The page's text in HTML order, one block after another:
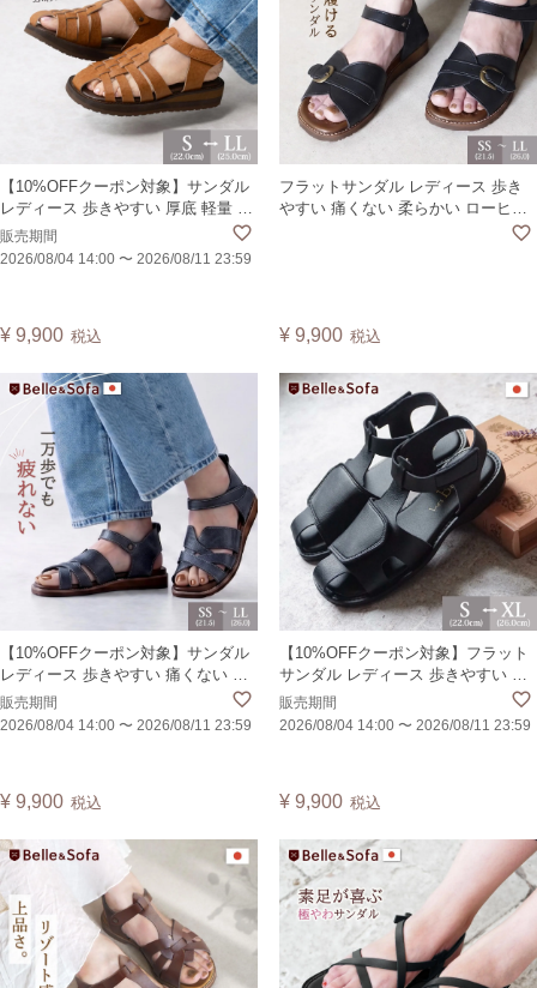
【10%OFFクーポン対象】サンダル
レディース 歩きやすい 厚底 軽量 疲
れない 外反母趾 痛くない プラット
フォーム グルカサンダル 白 黒 人気
販売期間
2026/08/04 14:00 〜 2026/08/11 23:59
¥ 9,900 税込
フラットサンダル レディース 歩き
やすい 痛くない 柔らかい ローヒー
ル カジュアル バックル コンフォー
¥ 9,900 税込
【10%OFFクーポン対象】サンダル
レディース 歩きやすい 痛くない ク
ロス ストラップ マジックテープ カ
ジュアル 黒 夏 ぺたんこ コンフォー
販売期間
2026/08/04 14:00 〜 2026/08/11 23:59
¥ 9,900 税込
【10%OFFクーポン対象】フラット
サンダル レディース 歩きやすい 痛
くない 柔らかい マジックテープ 外
反母趾でも安心 大きいサイズ ロー
販売期間
2026/08/04 14:00 〜 2026/08/11 23:59
¥ 9,900 税込